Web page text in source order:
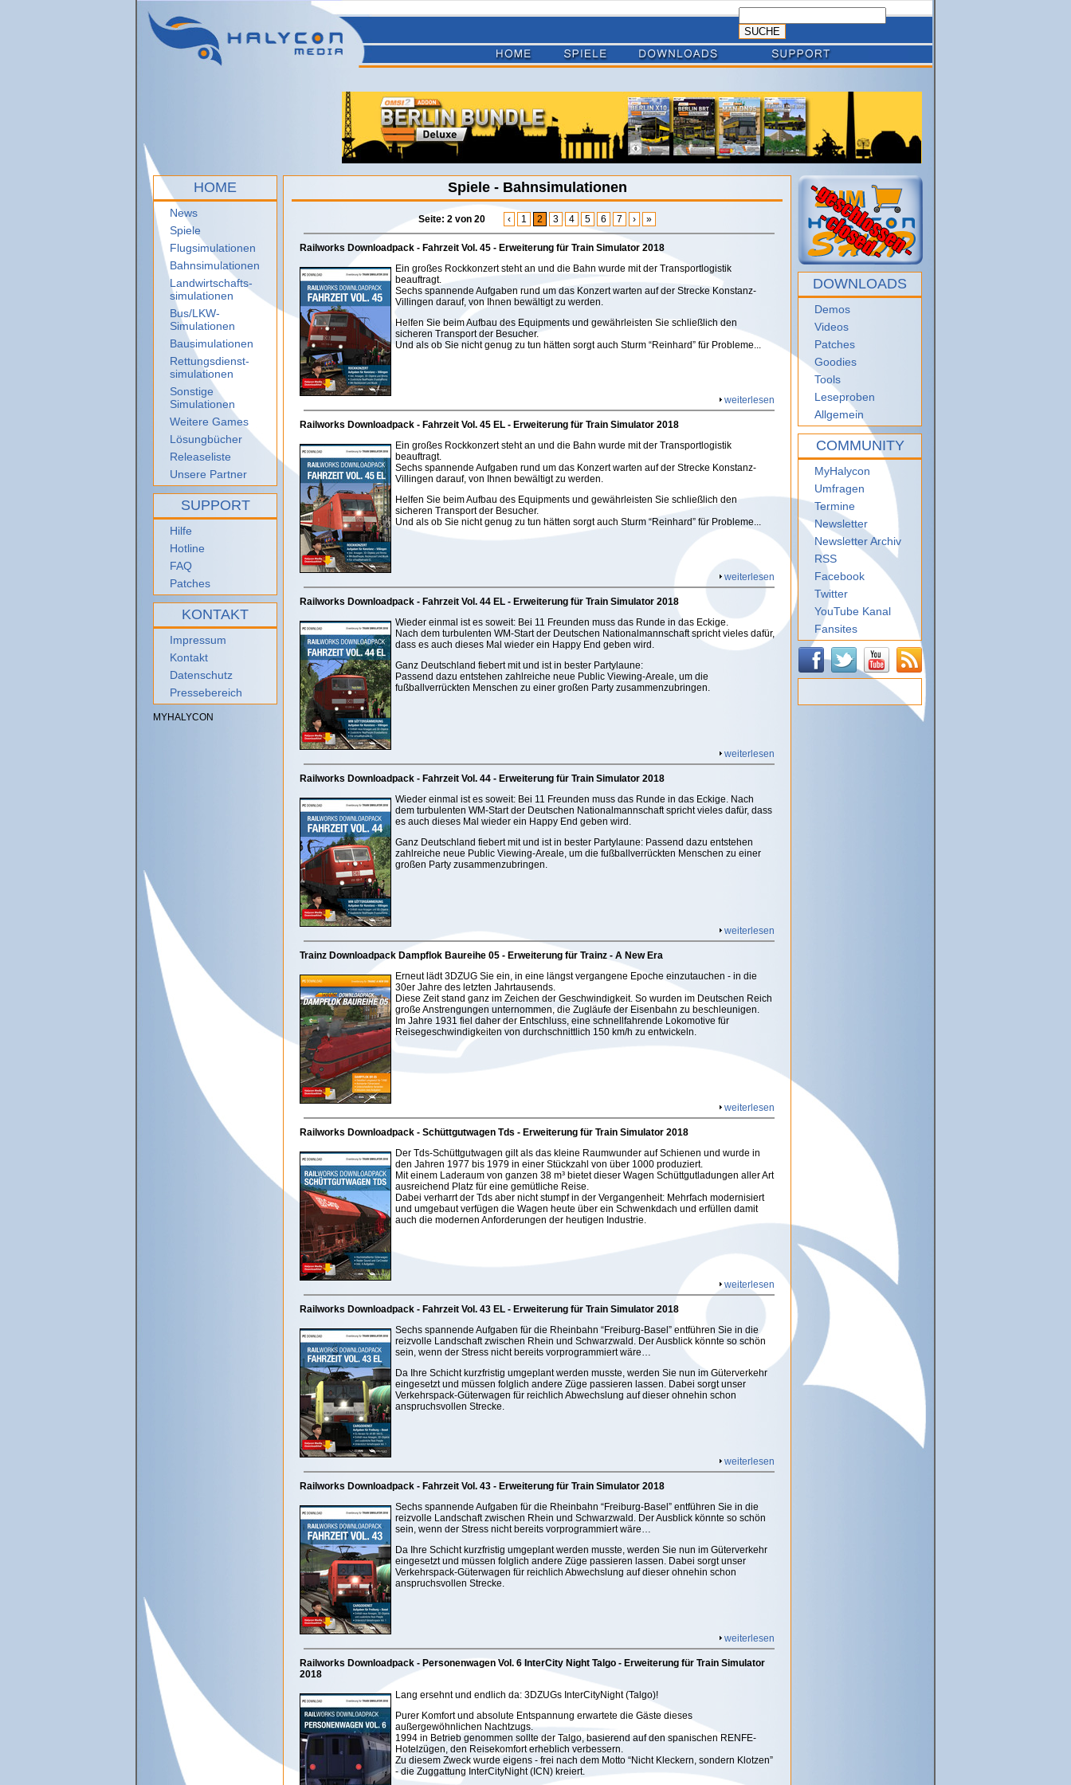
HOME
News
Spiele
Flugsimulationen
Bahnsimulationen
Landwirtschafts-
simulationen
Bus/LKW-
Simulationen
Bausimulationen
Rettungsdienst-
simulationen
Sonstige
Simulationen
Weitere Games
Lösungbücher
Releaseliste
Unsere Partner
SUPPORT
Hilfe
Hotline
FAQ
Patches
KONTAKT
Impressum
Kontakt
Datenschutz
Pressebereich
MYHALYCON
Spiele - Bahnsimulationen
Seite: 2 von 20 ‹ 1 2 3 4 5 6 7 › »
Railworks Downloadpack - Fahrzeit Vol. 45 - Erweiterung für Train Simulator 2018
Ein großes Rockkonzert steht an und die Bahn wurde mit der Transportlogistik
beauftragt.
Sechs spannende Aufgaben rund um das Konzert warten auf der Strecke Konstanz-
Villingen darauf, von Ihnen bewältigt zu werden.
Helfen Sie beim Aufbau des Equipments und gewährleisten Sie schließlich den
sicheren Transport der Besucher.
Und als ob Sie nicht genug zu tun hätten sorgt auch Sturm “Reinhard” für Probleme...
weiterlesen
Railworks Downloadpack - Fahrzeit Vol. 45 EL - Erweiterung für Train Simulator 2018
Ein großes Rockkonzert steht an und die Bahn wurde mit der Transportlogistik
beauftragt.
Sechs spannende Aufgaben rund um das Konzert warten auf der Strecke Konstanz-
Villingen darauf, von Ihnen bewältigt zu werden.
Helfen Sie beim Aufbau des Equipments und gewährleisten Sie schließlich den
sicheren Transport der Besucher.
Und als ob Sie nicht genug zu tun hätten sorgt auch Sturm “Reinhard” für Probleme...
weiterlesen
Railworks Downloadpack - Fahrzeit Vol. 44 EL - Erweiterung für Train Simulator 2018
Wieder einmal ist es soweit: Bei 11 Freunden muss das Runde in das Eckige.
Nach dem turbulenten WM-Start der Deutschen Nationalmannschaft spricht vieles dafür,
dass es auch dieses Mal wieder ein Happy End geben wird.
Ganz Deutschland fiebert mit und ist in bester Partylaune:
Passend dazu entstehen zahlreiche neue Public Viewing-Areale, um die
fußballverrückten Menschen zu einer großen Party zusammenzubringen.
weiterlesen
Railworks Downloadpack - Fahrzeit Vol. 44 - Erweiterung für Train Simulator 2018
Wieder einmal ist es soweit: Bei 11 Freunden muss das Runde in das Eckige. Nach
dem turbulenten WM-Start der Deutschen Nationalmannschaft spricht vieles dafür, dass
es auch dieses Mal wieder ein Happy End geben wird.
Ganz Deutschland fiebert mit und ist in bester Partylaune: Passend dazu entstehen
zahlreiche neue Public Viewing-Areale, um die fußballverrückten Menschen zu einer
großen Party zusammenzubringen.
weiterlesen
Trainz Downloadpack Dampflok Baureihe 05 - Erweiterung für Trainz - A New Era
Erneut lädt 3DZUG Sie ein, in eine längst vergangene Epoche einzutauchen - in die
30er Jahre des letzten Jahrtausends.
Diese Zeit stand ganz im Zeichen der Geschwindigkeit. So wurden im Deutschen Reich
große Anstrengungen unternommen, die Zugläufe der Eisenbahn zu beschleunigen.
Im Jahre 1931 fiel daher der Entschluss, eine schnellfahrende Lokomotive für
Reisegeschwindigkeiten von durchschnittlich 150 km/h zu entwickeln.
weiterlesen
Railworks Downloadpack - Schüttgutwagen Tds - Erweiterung für Train Simulator 2018
Der Tds-Schüttgutwagen gilt als das kleine Raumwunder auf Schienen und wurde in
den Jahren 1977 bis 1979 in einer Stückzahl von über 1000 produziert.
Mit einem Laderaum von ganzen 38 m³ bietet dieser Wagen Schüttgutladungen aller Art
ausreichend Platz für eine gemütliche Reise.
Dabei verharrt der Tds aber nicht stumpf in der Vergangenheit: Mehrfach modernisiert
und umgebaut verfügen die Wagen heute über ein Schwenkdach und erfüllen damit
auch die modernen Anforderungen der heutigen Industrie.
weiterlesen
Railworks Downloadpack - Fahrzeit Vol. 43 EL - Erweiterung für Train Simulator 2018
Sechs spannende Aufgaben für die Rheinbahn “Freiburg-Basel” entführen Sie in die
reizvolle Landschaft zwischen Rhein und Schwarzwald. Der Ausblick könnte so schön
sein, wenn der Stress nicht bereits vorprogrammiert wäre…
Da Ihre Schicht kurzfristig umgeplant werden musste, werden Sie nun im Güterverkehr
eingesetzt und müssen folglich andere Züge passieren lassen. Dabei sorgt unser
Verkehrspack-Güterwagen für reichlich Abwechslung auf dieser ohnehin schon
anspruchsvollen Strecke.
weiterlesen
Railworks Downloadpack - Fahrzeit Vol. 43 - Erweiterung für Train Simulator 2018
Sechs spannende Aufgaben für die Rheinbahn “Freiburg-Basel” entführen Sie in die
reizvolle Landschaft zwischen Rhein und Schwarzwald. Der Ausblick könnte so schön
sein, wenn der Stress nicht bereits vorprogrammiert wäre…
Da Ihre Schicht kurzfristig umgeplant werden musste, werden Sie nun im Güterverkehr
eingesetzt und müssen folglich andere Züge passieren lassen. Dabei sorgt unser
Verkehrspack-Güterwagen für reichlich Abwechslung auf dieser ohnehin schon
anspruchsvollen Strecke.
weiterlesen
Railworks Downloadpack - Personenwagen Vol. 6 InterCity Night Talgo - Erweiterung für Train Simulator
2018
Lang ersehnt und endlich da: 3DZUGs InterCityNight (Talgo)!
Purer Komfort und absolute Entspannung erwartete die Gäste dieses
außergewöhnlichen Nachtzugs.
1994 in Betrieb genommen sollte der Talgo, basierend auf den spanischen RENFE-
Hotelzügen, den Reisekomfort erheblich verbessern.
Zu diesem Zweck wurde eigens - frei nach dem Motto “Nicht Kleckern, sondern Klotzen”
- die Zuggattung InterCityNight (ICN) kreiert.
DOWNLOADS
Demos
Videos
Patches
Goodies
Tools
Leseproben
Allgemein
COMMUNITY
MyHalycon
Umfragen
Termine
Newsletter
Newsletter Archiv
RSS
Facebook
Twitter
YouTube Kanal
Fansites